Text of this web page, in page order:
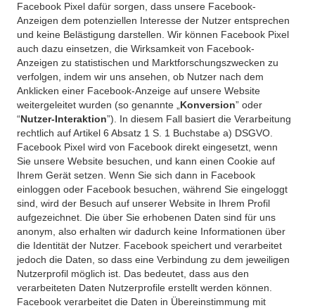
Facebook Pixel dafür sorgen, dass unsere Facebook-
Anzeigen dem potenziellen Interesse der Nutzer entsprechen
und keine Belästigung darstellen. Wir können Facebook Pixel
auch dazu einsetzen, die Wirksamkeit von Facebook-
Anzeigen zu statistischen und Marktforschungszwecken zu
verfolgen, indem wir uns ansehen, ob Nutzer nach dem
Anklicken einer Facebook-Anzeige auf unsere Website
weitergeleitet wurden (so genannte „ Konversion” oder
“Nutzer-Interaktion”). In diesem Fall basiert die Verarbeitung
rechtlich auf Artikel 6 Absatz 1 S. 1 Buchstabe a) DSGVO.
Facebook Pixel wird von Facebook direkt eingesetzt, wenn
Sie unsere Website besuchen, und kann einen Cookie auf
Ihrem Gerät setzen. Wenn Sie sich dann in Facebook
einloggen oder Facebook besuchen, während Sie eingeloggt
sind, wird der Besuch auf unserer Website in Ihrem Profil
aufgezeichnet. Die über Sie erhobenen Daten sind für uns
anonym, also erhalten wir dadurch keine Informationen über
die Identität der Nutzer. Facebook speichert und verarbeitet
jedoch die Daten, so dass eine Verbindung zu dem jeweiligen
Nutzerprofil möglich ist. Das bedeutet, dass aus den
verarbeiteten Daten Nutzerprofile erstellt werden können.
Facebook verarbeitet die Daten in Übereinstimmung mit